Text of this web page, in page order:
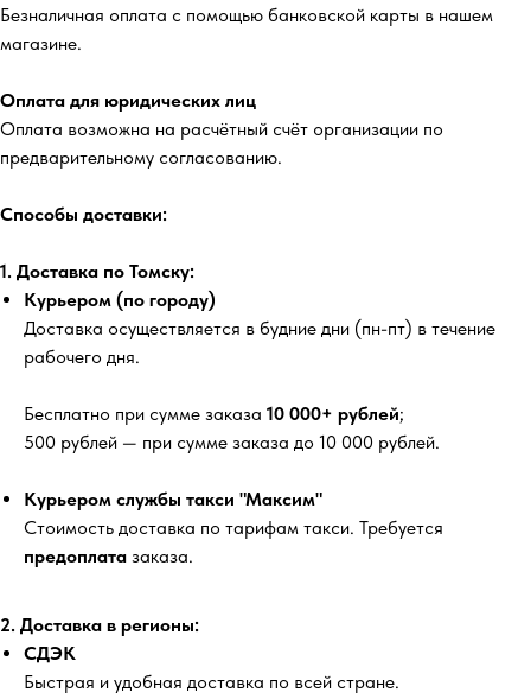
Безналичная оплата с помощью банковской карты в нашем
магазине.
Оплата для юридических лиц
Оплата возможна на расчётный счёт организации по
предварительному согласованию.
Способы доставки:
1. Доставка по Томску:
Курьером (по городу)
Доставка осуществляется в будние дни (пн-пт) в течение
рабочего дня.
Бесплатно при сумме заказа 10 000+ рублей;
500 рублей — при сумме заказа до 10 000 рублей.
Курьером службы такси "Максим"
Стоимость доставка по тарифам такси. Требуется
предоплата заказа.
2. Доставка в регионы:
СДЭК
Быстрая и удобная доставка по всей стране.